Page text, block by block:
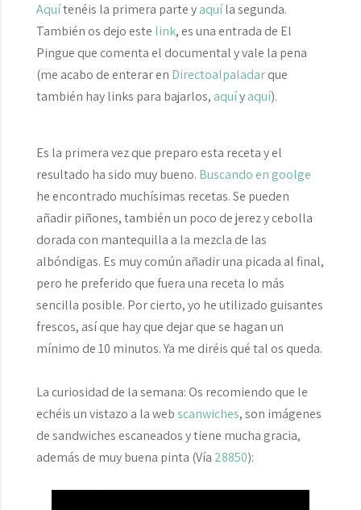
Aquítenéis la primera parte yaquíla segunda.
También os dejo este link, es una entrada de El
Pingue que comenta el documental y vale la pena
(me acabo de enterar en Directoalpaladarque
también hay links para bajarlos, aquíyaquí).
Es la primera vez que preparo esta receta y el
resultado ha sido muy bueno. Buscando en goolge
he encontrado muchísimas recetas. Se pueden
añadir piñones, también un poco de jerez y cebolla
dorada con mantequilla a la mezcla de las
albóndigas. Es muy común añadir una picada al final,
pero he preferido que fuera una receta lo más
sencilla posible. Por cierto, yo he utilizado guisantes
frescos, así que hay que dejar que se hagan un
mínimo de 10 minutos. Ya me diréis qué tal os queda.
La curiosidad de la semana:Os recomiendo que le
echéis un vistazo a la webscanwiches, son imágenes
de sandwiches escaneados y tiene mucha gracia,
además de muy buena pinta (Vía 28850):